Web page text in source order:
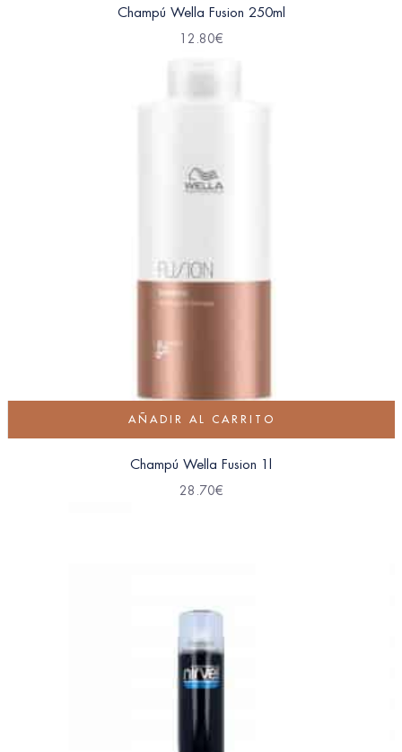
Champú Wella Fusion 250ml
12.80€
AÑADIR AL CARRITO
Champú Wella Fusion 1l
28.70€